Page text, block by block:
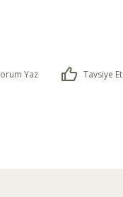
Yaz Tavsiye Et